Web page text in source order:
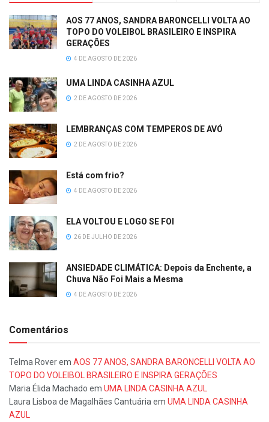
AOS 77 ANOS, SANDRA BARONCELLI VOLTA AO
TOPO DO VOLEIBOL BRASILEIRO E INSPIRA
GERAÇÕES
4 DE AGOSTO DE 2026
UMA LINDA CASINHA AZUL
2 DE AGOSTO DE 2026
LEMBRANÇAS COM TEMPEROS DE AVÓ
2 DE AGOSTO DE 2026
Está com frio?
4 DE AGOSTO DE 2026
ELA VOLTOU E LOGO SE FOI
26 DE JULHO DE 2026
ANSIEDADE CLIMÁTICA: Depois da Enchente, a
Chuva Não Foi Mais a Mesma
4 DE AGOSTO DE 2026
Comentários
Telma Roverem AOS 77 ANOS, SANDRA BARONCELLI VOLTA AO
TOPO DO VOLEIBOL BRASILEIRO E INSPIRA GERAÇÕES
Maria Élida Machado em UMA LINDA CASINHA AZUL
Laura Lisboa de Magalhães Cantuáriaem UMA LINDA CASINHA
AZUL